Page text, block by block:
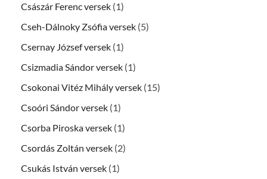
Császár Ferenc versek (1)
Cseh-Dálnoky Zsófia versek (5)
Csernay József versek (1)
Csizmadia Sándor versek (1)
Csokonai Vitéz Mihály versek (15)
Csoóri Sándor versek (1)
Csorba Piroska versek (1)
Csordás Zoltán versek (2)
Csukás István versek (1)